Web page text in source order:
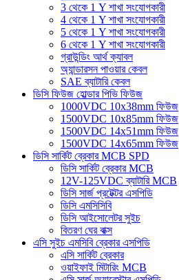
3 থেকে 1 Y শাখা সংযোগকারী
4 থেকে 1 Y শাখা সংযোগকারী
5 থেকে 1 Y শাখা সংযোগকারী
6 থেকে 1 Y শাখা সংযোগকারী
গ্রাউন্ডিং আর্থ ক্যাবল
অ্যান্ডারসন পাওয়ার কেবল
SAE ব্যাটারি কেবল
ডিসি ফিউজ হোল্ডার পিভি ফিউজ
1000VDC 10x38mm ফিউজ
1500VDC 10x85mm ফিউজ
1500VDC 14x51mm ফিউজ
1500VDC 14x65mm ফিউজ
ডিসি সার্কিট ব্রেকার MCB SPD
ডিসি সার্কিট ব্রেকার MCB
12V-125VDC ব্যাটারি MCB
ডিসি সার্জ প্রটেক্টর এসপিডি
ডিসি এমসিসিবি
ডিসি আইসোলেটর সুইচ
বিতরণ ঘের বাক্স
এসি সুইচ এমসিবি ব্রেকার এসপিডি
এসি সার্কিট ব্রেকার
ওয়াইফাই মিটারিং MCB